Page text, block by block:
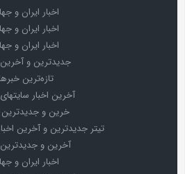
اخبار ایران و
اخبار ایران و
اخبار ایران و
جدیدترین و آخرین
تازه‌ترین خبرها
آخرین اخبار
خرین و جدیدترین
تیتر جدیدترین و آخرین
آخرین و جدیدترین
اخبار ایران و